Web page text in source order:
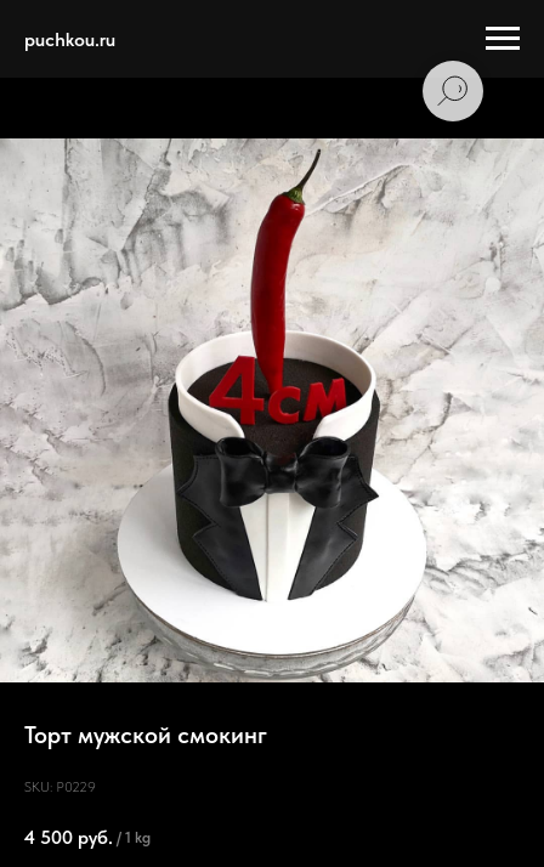
puchkou.ru
Торт мужской смокинг
SKU: P0229
4 500 руб. / 1 kg